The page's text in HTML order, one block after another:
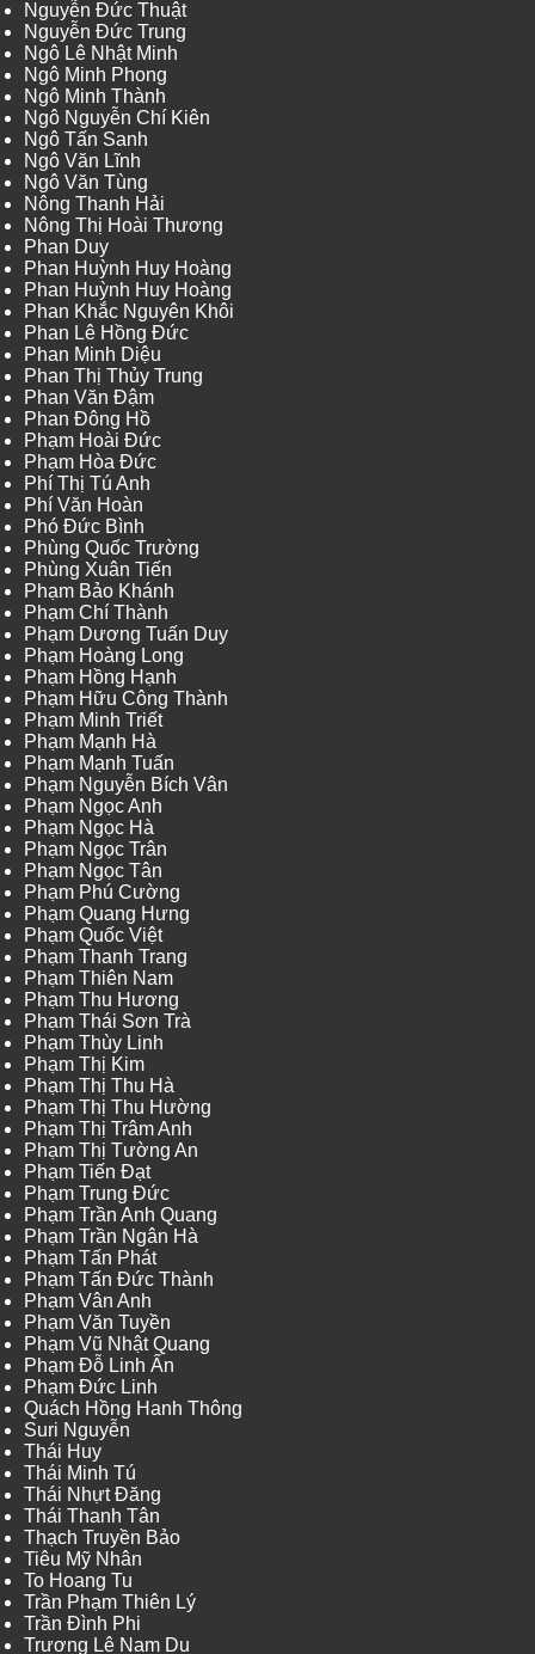
Nguyễn Đức Thuật
Nguyễn Đức Trung
Ngô Lê Nhật Minh
Ngô Minh Phong
Ngô Minh Thành
Ngô Nguyễn Chí Kiên
Ngô Tấn Sanh
Ngô Văn Lĩnh
Ngô Văn Tùng
Nông Thanh Hải
Nông Thị Hoài Thương
Phan Duy
Phan Huỳnh Huy Hoàng
Phan Huỳnh Huy Hoàng
Phan Khắc Nguyên Khôi
Phan Lê Hồng Đức
Phan Minh Diệu
Phan Thị Thủy Trung
Phan Văn Đậm
Phan Đông Hồ
Phạm Hoài Đức
Phạm Hòa Đức
Phí Thị Tú Anh
Phí Văn Hoàn
Phó Đức Bình
Phùng Quốc Trường
Phùng Xuân Tiến
Phạm Bảo Khánh
Phạm Chí Thành
Phạm Dương Tuấn Duy
Phạm Hoàng Long
Phạm Hồng Hạnh
Phạm Hữu Công Thành
Phạm Minh Triết
Phạm Mạnh Hà
Phạm Mạnh Tuấn
Phạm Nguyễn Bích Vân
Phạm Ngọc Anh
Phạm Ngọc Hà
Phạm Ngọc Trân
Phạm Ngọc Tân
Phạm Phú Cường
Phạm Quang Hưng
Phạm Quốc Việt
Phạm Thanh Trang
Phạm Thiên Nam
Phạm Thu Hương
Phạm Thái Sơn Trà
Phạm Thùy Linh
Phạm Thị Kim
Phạm Thị Thu Hà
Phạm Thị Thu Hường
Phạm Thị Trâm Anh
Phạm Thị Tường An
Phạm Tiến Đạt
Phạm Trung Đức
Phạm Trần Anh Quang
Phạm Trần Ngân Hà
Phạm Tấn Phát
Phạm Tấn Đức Thành
Phạm Vân Anh
Phạm Văn Tuyền
Phạm Vũ Nhật Quang
Phạm Đỗ Linh Ấn
Phạm Đức Linh
Quách Hồng Hanh Thông
Suri Nguyễn
Thái Huy
Thái Minh Tú
Thái Nhựt Đăng
Thái Thanh Tân
Thạch Truyền Bảo
Tiêu Mỹ Nhân
To Hoang Tu
Trần Phạm Thiên Lý
Trần Đình Phi
Trương Lê Nam Du